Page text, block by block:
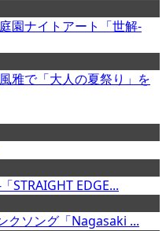
園ナイトアート「世解-
雅で「大人の夏祭り」を
STRAIGHT EDGE...
クソング「Nagasaki ...